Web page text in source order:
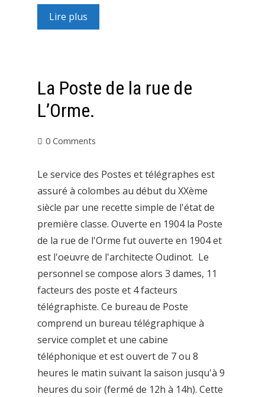
Lire plus
La Poste de la rue de
L’Orme.
0 Comments
Le service des Postes et télégraphes est
assuré à colombes au début du XXème
siècle par une recette simple de l'état de
première classe. Ouverte en 1904 la Poste
de la rue de l'Orme fut ouverte en 1904 et
est l'oeuvre de l'architecte Oudinot. Le
personnel se compose alors 3 dames, 11
facteurs des poste et 4 facteurs
télégraphiste. Ce bureau de Poste
comprend un bureau télégraphique à
service complet et une cabine
téléphonique et est ouvert de 7 ou 8
heures le matin suivant la saison jusqu'à 9
heures du soir (fermé de 12h à 14h). Cette